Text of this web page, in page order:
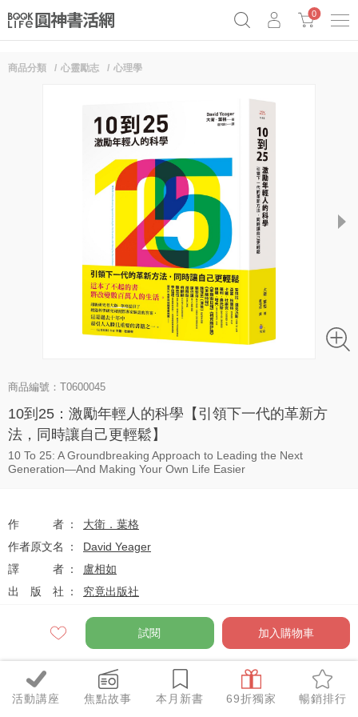
0
活動講座 焦點故事 本月新書 69折獨家 暢銷排行
商品分類 心靈勵志 心理學
next
商品編號：T0600045
10到25：激勵年輕人的科學【引領下一代的革新方
法，同時讓自己更輕鬆】
10 To 25: A Groundbreaking Approach to Leading the Next
Generation―And Making Your Own Life Easier
作者
大衛．葉格
作者原文名
David Yeager
譯者
盧相如
出版社
究竟出版社
出版日
2025-01-01
定價 $560
試閱 加入購物車